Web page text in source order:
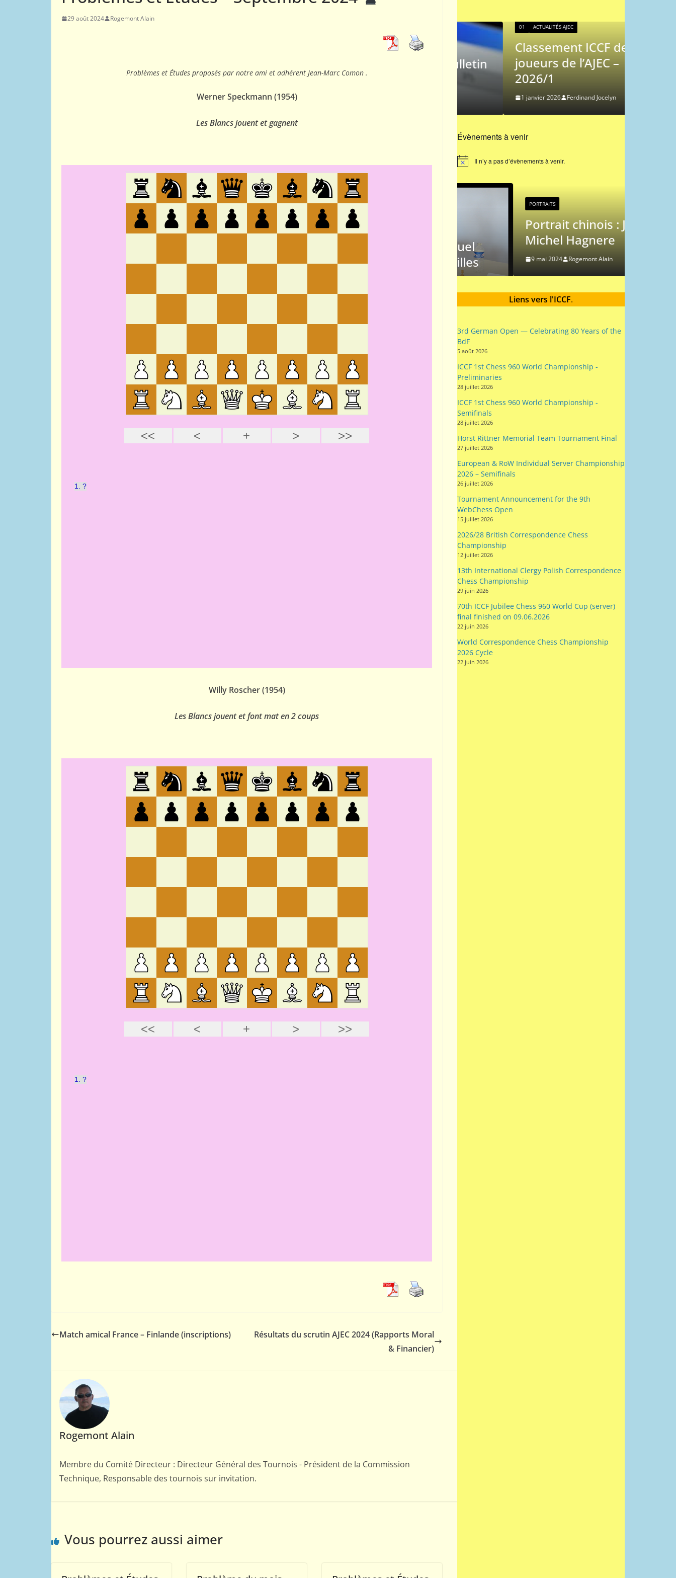
29 août 2024 Rogemont Alain
Problèmes et Études proposés par notre ami et adhérent Jean-Marc Comon .
Werner Speckmann (1954)
Les Blancs jouent et gagnent
Willy Roscher (1954)
Les Blancs jouent et font mat en 2 coups
Match amical France – Finlande (inscriptions)
Résultats du scrutin AJEC 2024 (Rapports Moral
& Financier)
Rogemont Alain
Membre du Comité Directeur : Directeur Général des Tournois - Président de la Commission
Technique, Responsable des tournois sur invitation.
Vous pourrez aussi aimer
par correspondance ?
Webmestre AJEC
Info-AJEC 2025-004
01 ACTUALITÉS AJEC
Classement ICCF des
joueurs de l’AJEC –
2026/1
1 janvier 2026 Ferdinand Jocelyn
Évènements à venir
N
i
Il n’y a pas d’évènements à venir.
Jacob Estrine (Champion
12 mai 2011 Webmestre AJEC
PORTRAITS
MÉNÉTRIER par Gilles
9 avril 2025 Rogemont Alain
Portrait chinois : Jean-
Michel Hagnere
9 mai 2024 Rogemont Alain
Liens vers l'ICCF.
3rd German Open — Celebrating 80 Years of the
BdF
5 août 2026
ICCF 1st Chess 960 World Championship -
Preliminaries
28 juillet 2026
ICCF 1st Chess 960 World Championship -
Semifinals
28 juillet 2026
Horst Rittner Memorial Team Tournament Final
27 juillet 2026
European & RoW Individual Server Championship
2026 – Semifinals
26 juillet 2026
Tournament Announcement for the 9th
WebChess Open
15 juillet 2026
2026/28 British Correspondence Chess
Championship
12 juillet 2026
13th International Clergy Polish Correspondence
Chess Championship
29 juin 2026
70th ICCF Jubilee Chess 960 World Cup (server)
final finished on 09.06.2026
22 juin 2026
World Correspondence Chess Championship
2026 Cycle
22 juin 2026